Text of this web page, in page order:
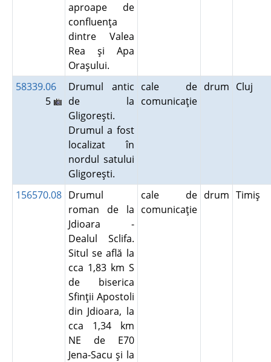
aproape de
confluenţa
dintre Valea
Rea şi Apa
Oraşului.
58339.06
5
Drumul antic
de la
Gligoreşti.
Drumul a fost
localizat în
nordul satului
Gligoreşti.
cale de
comunicaţie
drum Cluj
156570.08 Drumul
roman de la
Jdioara -
Dealul Sclifa.
Situl se află la
cca 1,83 km S
de biserica
Sfinţii Apostoli
din Jdioara, la
cca 1,34 km
NE de E70
Jena-Sacu şi la
cale de
comunicaţie
drum Timiş